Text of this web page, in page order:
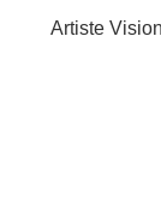
Artiste